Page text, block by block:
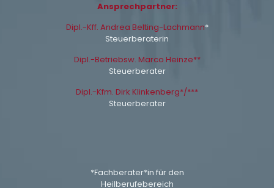
Ansprechpartner:
Dipl.-Kff. Andrea Belting-Lachmann*
Steuerberaterin
Dipl.-Betriebsw. Marco Heinze**
Steuerberater
Dipl.-Kfm. Dirk Klinkenberg*/***
Steuerberater
*Fachberater*in für den
Heilberufebereich